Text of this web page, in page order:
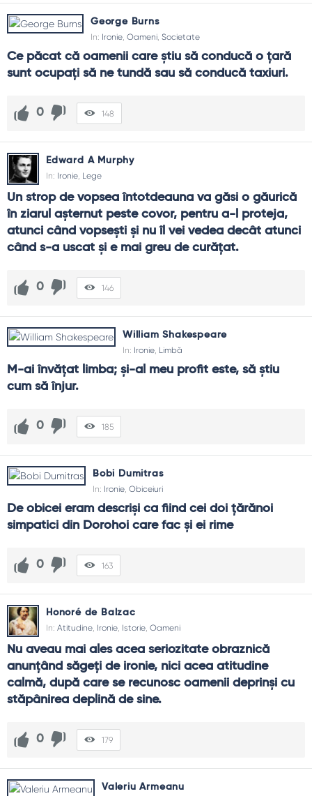
George Burns
In: Ironie Oameni Societate
Ce păcat că oamenii care știu să conducă o țară
sunt ocupați să ne tundă sau să conducă taxiuri.
0 148
Edward A Murphy
In: Ironie Lege
Un strop de vopsea întotdeauna va găsi o găurică
în ziarul așternut peste covor, pentru a-l proteja,
atunci când vopsești și nu îl vei vedea decât atunci
când s-a uscat și e mai greu de curățat.
0 146
William Shakespeare
In: Ironie Limbă
M-ai învățat limba; și-al meu profit este, să știu
cum să înjur.
0 185
Bobi Dumitras
In: Ironie Obiceiuri
De obicei eram descriși ca fiind cei doi țărănoi
simpatici din Dorohoi care fac și ei rime
0 163
Honoré de Balzac
In: Atitudine Ironie Istorie Oameni
Nu aveau mai ales acea seriozitate obraznică
anunţând săgeţi de ironie, nici acea atitudine
calmă, după care se recunosc oamenii deprinşi cu
stăpânirea deplină de sine.
0 179
Valeriu Armeanu